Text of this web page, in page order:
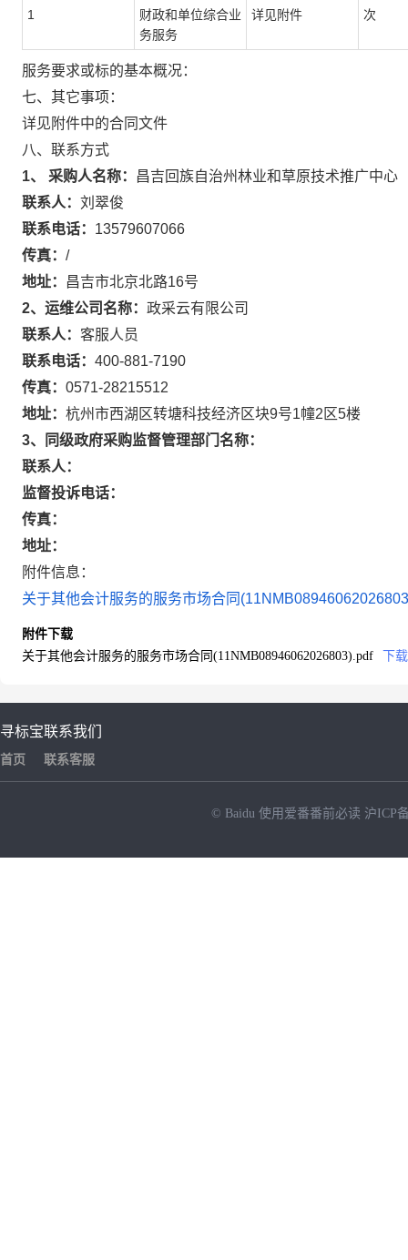
1
财政和单位综合业
务服务
详见附件 次
服务要求或标的基本概况：
七、其它事项：
详见附件中的合同文件
八、联系方式
1、 采购人名称：
昌吉回族自治州林业和草原技术推广中心
联系人： 刘翠俊
联系电话： 13579607066
传真： /
地址：
昌吉市北京北路16号
2、运维公司名称： 政采云有限公司
联系人： 客服人员
联系电话： 400-881-7190
传真： 0571-28215512
地址： 杭州市西湖区转塘科技经济区块9号1幢2区5楼
3、同级政府采购监督管理部门名称：
联系人：
监督投诉电话：
传真：
地址：
附件信息：
关于其他会计服务的服务市场合同
附件下载
关于其他会计服务的服务市场合同(11NMB08946062026803).pdf
下载
寻标宝
首页
联系我们
联系客服
© Baidu 使用爱番番前必读 沪ICP